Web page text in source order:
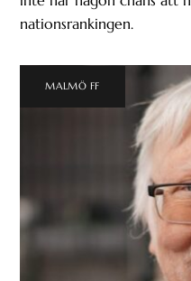
nationsrankingen.
MALMÖ FF